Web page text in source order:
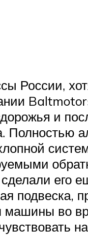
России,
и
его
подвеска,
машины во